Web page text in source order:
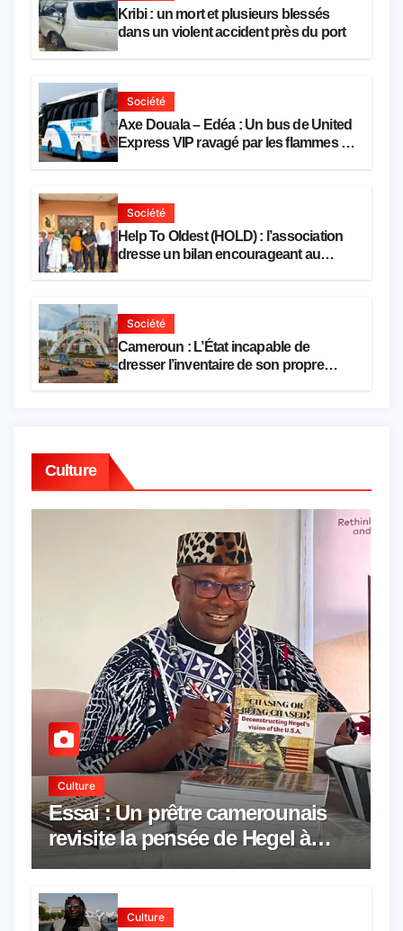
Kribi : un mort et plusieurs blessés
dans un violent accident près du port
Société
Axe Douala – Edéa : Un bus de United
Express VIP ravagé par les flammes à
Société
Help To Oldest (HOLD) : l’association
dresse un bilan encourageant au
Société
Cameroun : L’État incapable de
dresser l’inventaire de son propre
Culture
Culture
Essai : Un prêtre camerounais
revisite la pensée de Hegel à
travers le rêve américain
Culture